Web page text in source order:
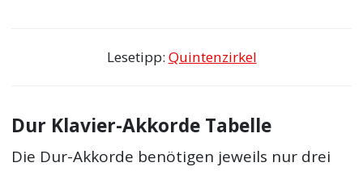
Lesetipp: Quintenzirkel
Dur Klavier-Akkorde Tabelle
Die Dur-Akkorde benötigen jeweils nur drei